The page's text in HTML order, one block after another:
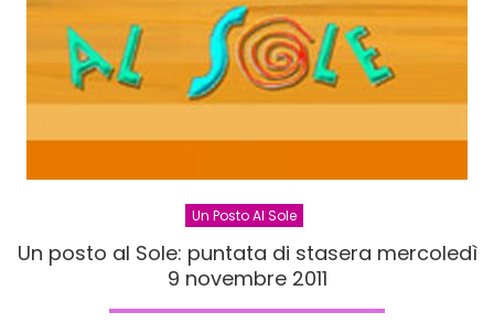
Un Posto Al Sole
Un posto al Sole: puntata di stasera mercoledì
9 novembre 2011